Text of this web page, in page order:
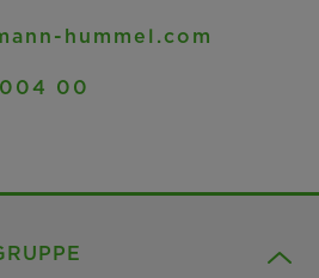
hummel.com
00